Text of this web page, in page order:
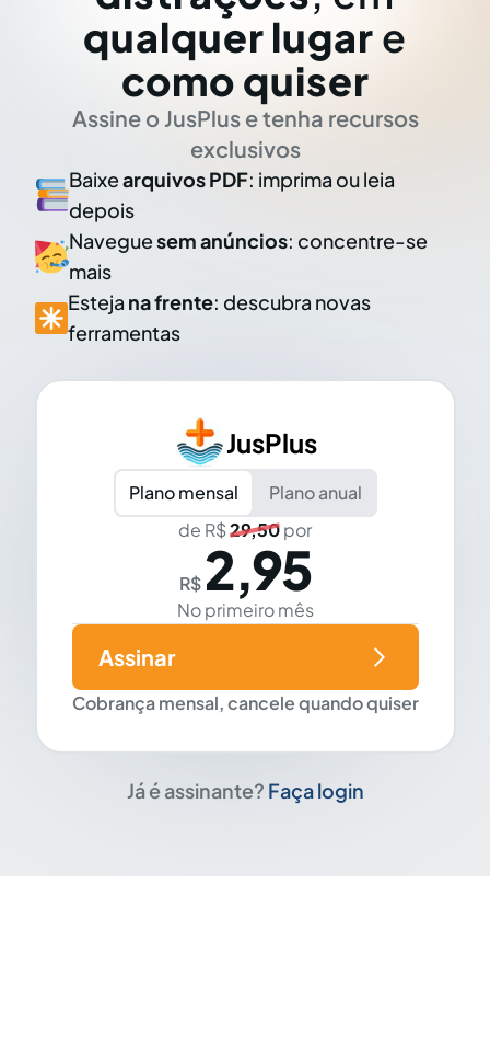
qualquer lugar e
como quiser
Assine o JusPlus e tenha recursos
exclusivos
Baixearquivos PDF: imprima ou leia
depois
Naveguesem anúncios: concentre-se
mais
Esteja na frente: descubra novas
ferramentas
JusPlus
Plano mensal
Plano anual
de R$29,50por
R$ 2,95
No primeiro mês
Cobrança mensal, cancele quando quiser
Assinar
Já é assinante? Faça login